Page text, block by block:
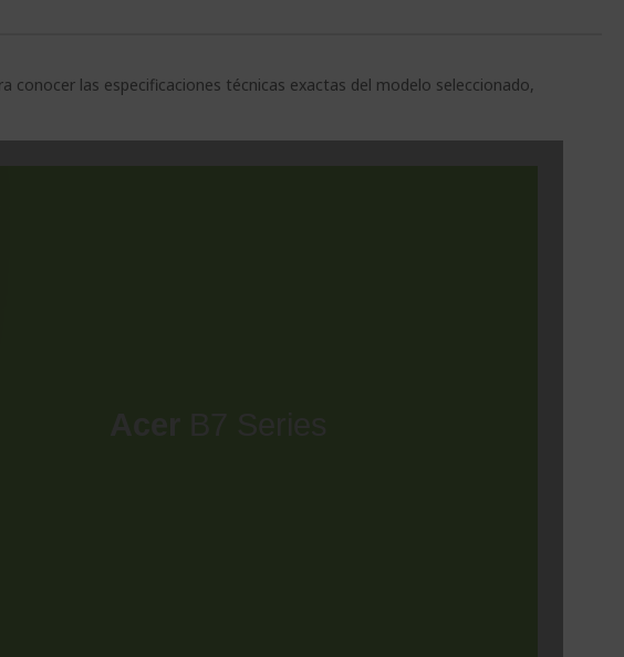
conocer las especificaciones técnicas exactas del modelo seleccionado,